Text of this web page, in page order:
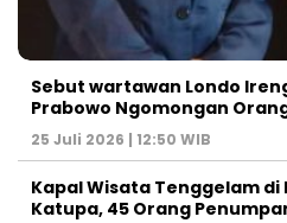
Sebut wartawan Londo
Prabowo Ngomongan
25 Juli 2026 | 12:50 WIB
Kapal Wisata Tenggelam
Katupa, 45 Orang